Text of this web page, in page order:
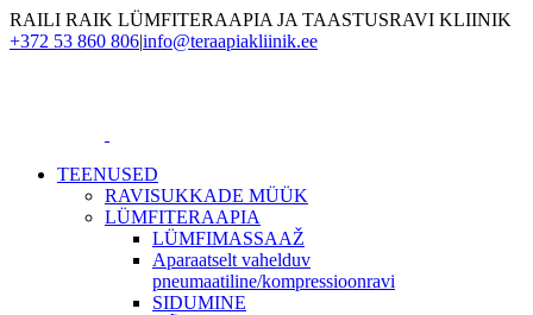
Skip
to
RAILI RAIK LÜMFITERAAPIA JA TAASTUSRAVI KLIINIK
+372 53 860 806|info@teraapiakliinik.ee
TEENUSED
RAVISUKKADE MÜÜK
LÜMFITERAAPIA
LÜMFIMASSAAŽ
Aparaatselt vahelduv
pneumaatiline/kompressioonravi
SIDUMINE